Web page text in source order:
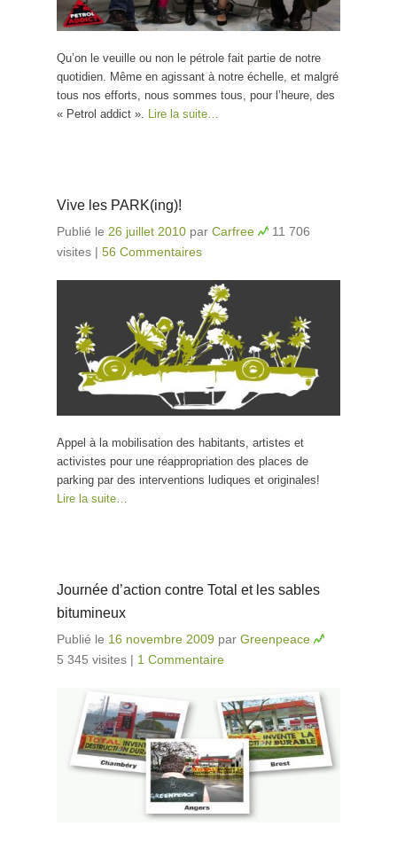
Qu’on le veuille ou non le pétrole fait partie de notre
quotidien. Même en agissant à notre échelle, et malgré
tous nos efforts, nous sommes tous, pour l’heure, des
« Petrol addict ». Lire la suite…
Vive les PARK(ing)!
Publié le 26 juillet 2010 par Carfree
11 706
visites | 56 Commentaires
Appel à la mobilisation des habitants, artistes et
activistes pour une réappropriation des places de
parking par des interventions ludiques et originales!
Lire la suite…
Journée d’action contre Total et les sables
bitumineux
Publié le 16 novembre 2009 par Greenpeace
5 345 visites | 1 Commentaire